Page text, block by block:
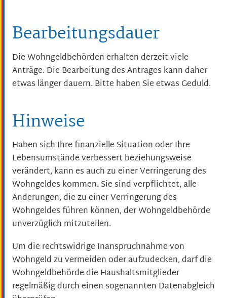
Bearbeitungsdauer
Die Wohngeldbehörden erhalten derzeit viele
Anträge. Die Bearbeitung des Antrages kann daher
etwas länger dauern. Bitte haben Sie etwas Geduld.
Hinweise
Haben sich Ihre finanzielle Situation oder Ihre
Lebensumstände verbessert beziehungsweise
verändert, kann es auch zu einer Verringerung des
Wohngeldes kommen. Sie sind verpflichtet, alle
Änderungen, die zu einer Verringerung des
Wohngeldes führen können, der Wohngeldbehörde
unverzüglich mitzuteilen.
Um die rechtswidrige Inanspruchnahme von
Wohngeld zu vermeiden oder aufzudecken, darf die
Wohngeldbehörde die Haushaltsmitglieder
regelmäßig durch einen sogenannten Datenabgleich